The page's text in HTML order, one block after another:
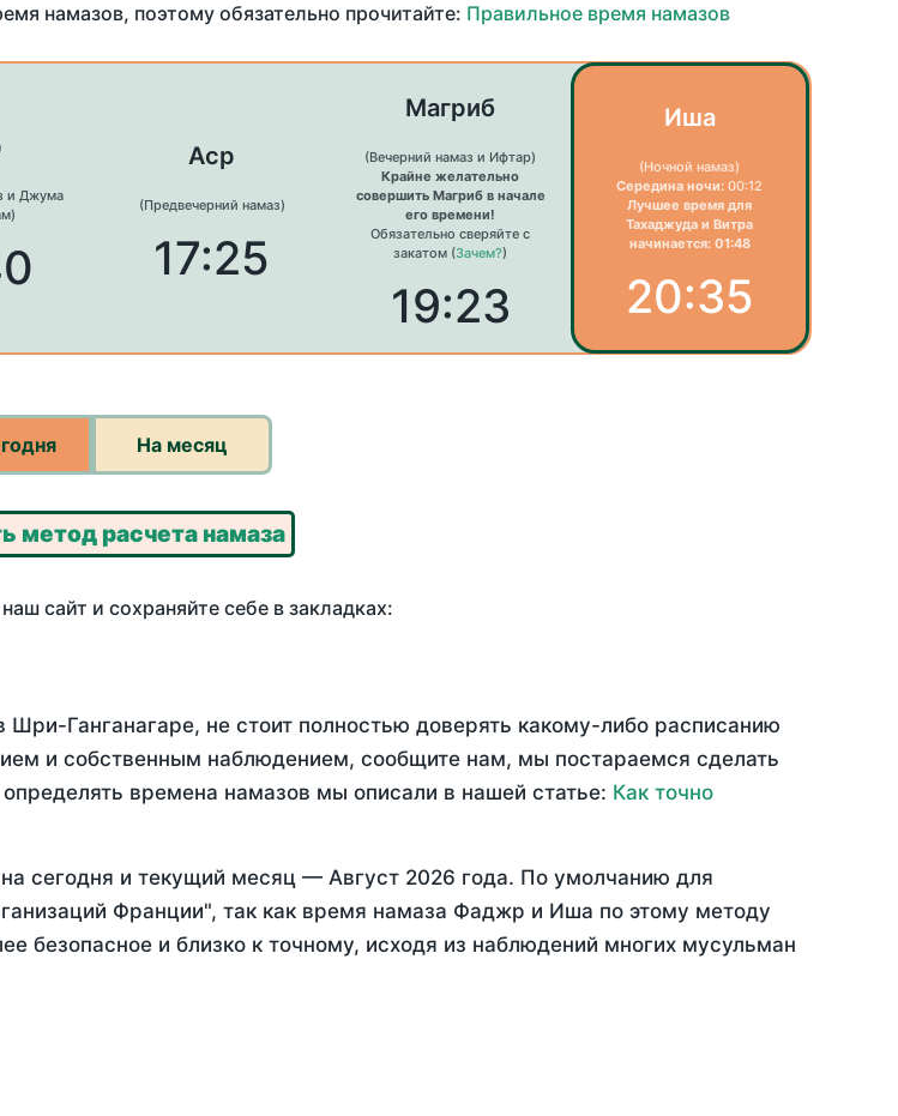
намазов, поэтому обязательно прочитайте: Правильное время намазов
и Джума
Аср
(Предвечерний намаз)
17:25
Магриб
(Вечерний намаз и Ифтар)
Крайне желательно
совершить Магриб в начале
его времени!
Обязательно сверяйте с
закатом (Зачем?)
19:23
Иша
(Ночной намаз)
Середина ночи: 00:12
Лучшее время для
Тахаджуда и Витра
начинается: 01:48
20:35
На месяц
метод расчета намаза
сайт и сохраняйте себе в закладках:
Ганганагаре, не стоит полностью доверять какому-либо расписанию
и собственным наблюдением, сообщите нам, мы постараемся сделать
времена намазов мы описали в нашей статье: Как точно
на сегодня и текущий месяц — Август 2026 года. По умолчанию для
Франции", так как время намаза Фаджр и Иша по этому методу
безопасное и близко к точному, исходя из наблюдений многих мусульман